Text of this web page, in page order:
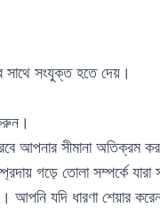
সাথে সংযুক্ত হতে দেয়।
আপনার সীমানা অতিক্রম
গড়ে তোলা সম্পর্কে
আপনি যদি ধারণা শেয়ার